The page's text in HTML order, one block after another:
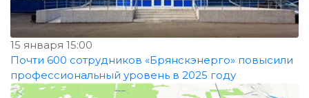
15 января 15:00
Почти 600 сотрудников «Брянскэнерго» повысили
профессиональный уровень в 2025 году